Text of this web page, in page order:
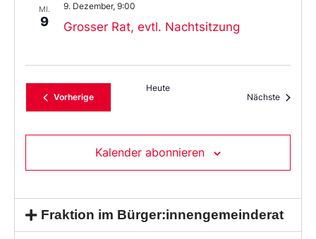
MI.
9 Grosser Rat, evtl. Nachtsitzung
9. Dezember, 9:00
VorherigeVeranstaltungen
Heute
Nächste
Kalender abonnieren
Fraktion im Bürger:innengemeinderat